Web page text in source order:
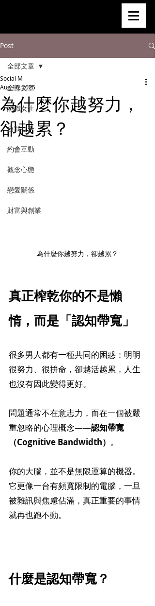
Post
全部文章
認識女生
自我提升
約會互動
觀念心態
戀愛關係
財富與創業
全部文章
為什麼你越努力，
卻越累？
Social M
Aug 16, 2025
為什麼你越努力，卻越累？
真正榨乾你的不是懶
惰，而是「認知帶寬」
很多男人都有一種共同的困惑：明明
很努力、很拚命，卻越活越累，人生
也沒有因此變得更好。
問題通常不在意志力，而在一個被嚴
重忽略的心理概念——認知帶寬
（Cognitive Bandwidth） 。
你的大腦，並不是無限運算的機器。
它更像一台有頻寬限制的電腦，一旦
被雜訊與焦慮佔滿，真正重要的事情
就再也跑不動。
什麼是認知帶寬？